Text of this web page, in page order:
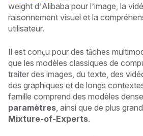
weight d’Alibaba pour l’image, la
raisonnement visuel et la
utilisateur.
Il est conçu pour des tâches
que les modèles classiques de
traiter des images, du texte, des
des graphiques et de longs
famille comprend des modèles
paramètres , ainsi que de plus
Mixture-of-Experts.